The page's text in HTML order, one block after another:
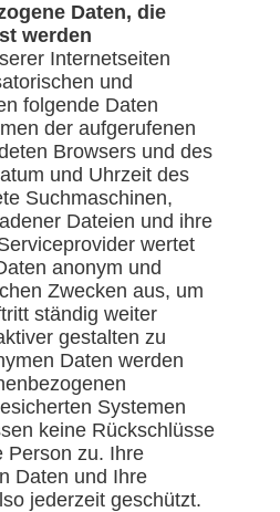
Daten, die
werden
Internetseiten
und
folgende Daten
der aufgerufenen
Browsers und des
und Uhrzeit des
Suchmaschinen,
Dateien und ihre
wertet
anonym und
Zwecken aus, um
ständig weiter
gestalten zu
Daten werden
Systemen
keine Rückschlüsse
Person zu. Ihre
Daten und Ihre
jederzeit geschützt.